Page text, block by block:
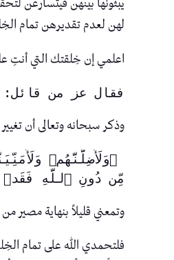
يبثونها بينهن فيتسارعن
لهن لعدم تقديرهن تمام
اعلمي إن خِلقتك التي أنتِ
فقال عز من قائل:
وذكر سبحانه وتعالى أن
مِّن دُونِ ٱللَّهِ
وتمعني قليلاً بنهاية مصير
فلتحمدي الله على تمام